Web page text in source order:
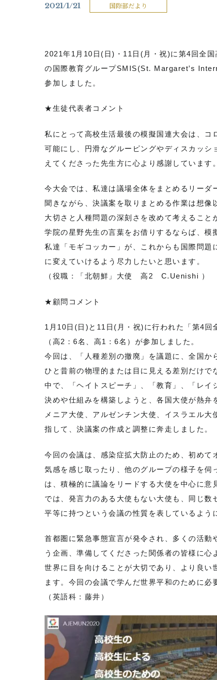
2021/1/21 国際部だより
2021年1月10日(日)・11日(月・祝)に第4回全
の国際教育グループSMIS(St. Margaret’s
参加しました。
★生徒代表者コメント
私にとって高校生活最後の模擬国連大会は、
可能にし、円滑なグルーピングやディスカッ
えてくださった先生方に心より感謝しています
今大会では、私達は議場全体をまとめるリー
聞きながら、決議案を取りまとめる作業は想
大切さと人種問題の深刻さを改めて考えるこ
学院の星野先生の言葉をお借りするならば、
私達「モギコッカー」が、これからも国際問
に変えていけるよう尽力したいと思います。
（役職：「北朝鮮」大使 高2 C.Uenishi ）
★顧問コメント
1月10日(日)と11日(月・祝)に行われた「第4
（高2：6名、高1：6名）が参加しました。
今回は、「人種差別の撤廃」を議題に、全国
ひと昔前の物理的または目に見える差別だけ
中で、「ヘイトスピーチ」、「教育」、「レ
決めや仕組みを構築しようと、各国大使が熱
メニア大使、アルゼンチン大使、イスラエル
指して、決議案の作成と調整に奔走しました。
今回の会議は、感染症拡大防止のため、初め
気感を感じ取ったり、他のグループの様子を
は、積極的に議論をリードする大使を中心に
では、発言力のある大使もない大使も、同じ
平等に持つという会議の性質を表しているよう
首都圏に緊急事態宣言が発令され、多くの活
う企画、準備してくださった関係者の皆様に
世界に目を向けることが大切であり、より良
ます。今回の会議で学んだ世界平和のために
（英語科：藤井）